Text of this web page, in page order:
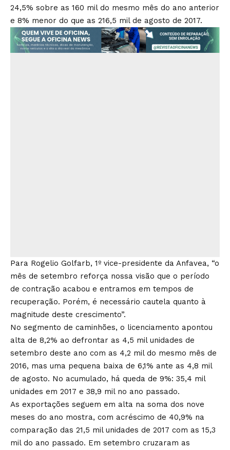
24,5% sobre as 160 mil do mesmo mês do ano anterior
e 8% menor do que as 216,5 mil de agosto de 2017.
Para Rogelio Golfarb, 1º vice-presidente da Anfavea, “o
mês de setembro reforça nossa visão que o período
de contração acabou e entramos em tempos de
recuperação. Porém, é necessário cautela quanto à
magnitude deste crescimento”.
No segmento de caminhões, o licenciamento apontou
alta de 8,2% ao defrontar as 4,5 mil unidades de
setembro deste ano com as 4,2 mil do mesmo mês de
2016, mas uma pequena baixa de 6,1% ante as 4,8 mil
de agosto. No acumulado, há queda de 9%: 35,4 mil
unidades em 2017 e 38,9 mil no ano passado.
As exportações seguem em alta na soma dos nove
meses do ano mostra, com acréscimo de 40,9% na
comparação das 21,5 mil unidades de 2017 com as 15,3
mil do ano passado. Em setembro cruzaram as